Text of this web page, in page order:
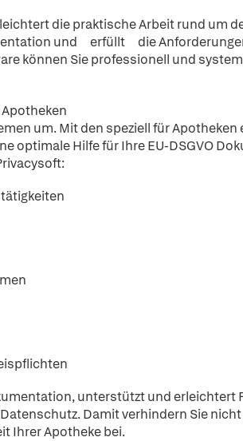
die praktische Arbeit rund um
und erfüllt die Anforderungen
können Sie professionell und
um. Mit den speziell für
optimale Hilfe für Ihre EU-DSGVO
unterstützt und erleichtert
Damit verhindern Sie
Ihrer Apotheke bei.